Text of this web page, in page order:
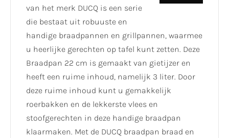
van het merk DUCQ is een serie
die bestaat uit robuuste en
handige braadpannen en grillpannen, waarmee
u heerlijke gerechten op tafel kunt zetten. Deze
Braadpan 22 cm is gemaakt van gietijzer en
heeft een ruime inhoud, namelijk 3 liter. Door
deze ruime inhoud kunt u gemakkelijk
roerbakken en de lekkerste vlees en
stoofgerechten in deze handige braadpan
klaarmaken. Met de DUCQ braadpan braad en